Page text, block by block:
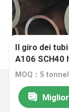
Il giro dei
A106 SCH40
MOQ：5